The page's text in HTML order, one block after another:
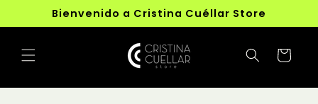
directamente
al contenido
Bienvenido a Cristina Cuéllar Store
Carrito